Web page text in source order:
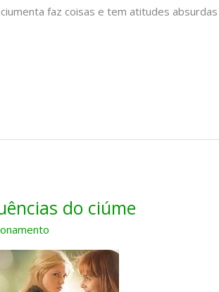
faz coisas e tem atitudes
do ciúme